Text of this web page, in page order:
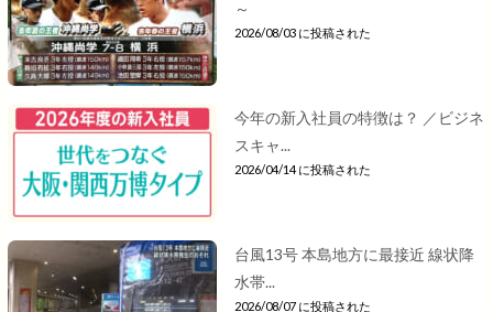
～
2026/08/03 に投稿された
今年の新入社員の特徴は？ ／ビジネ
スキャ...
2026/04/14 に投稿された
台風13号 本島地方に最接近 線状降
水帯...
2026/08/07 に投稿された